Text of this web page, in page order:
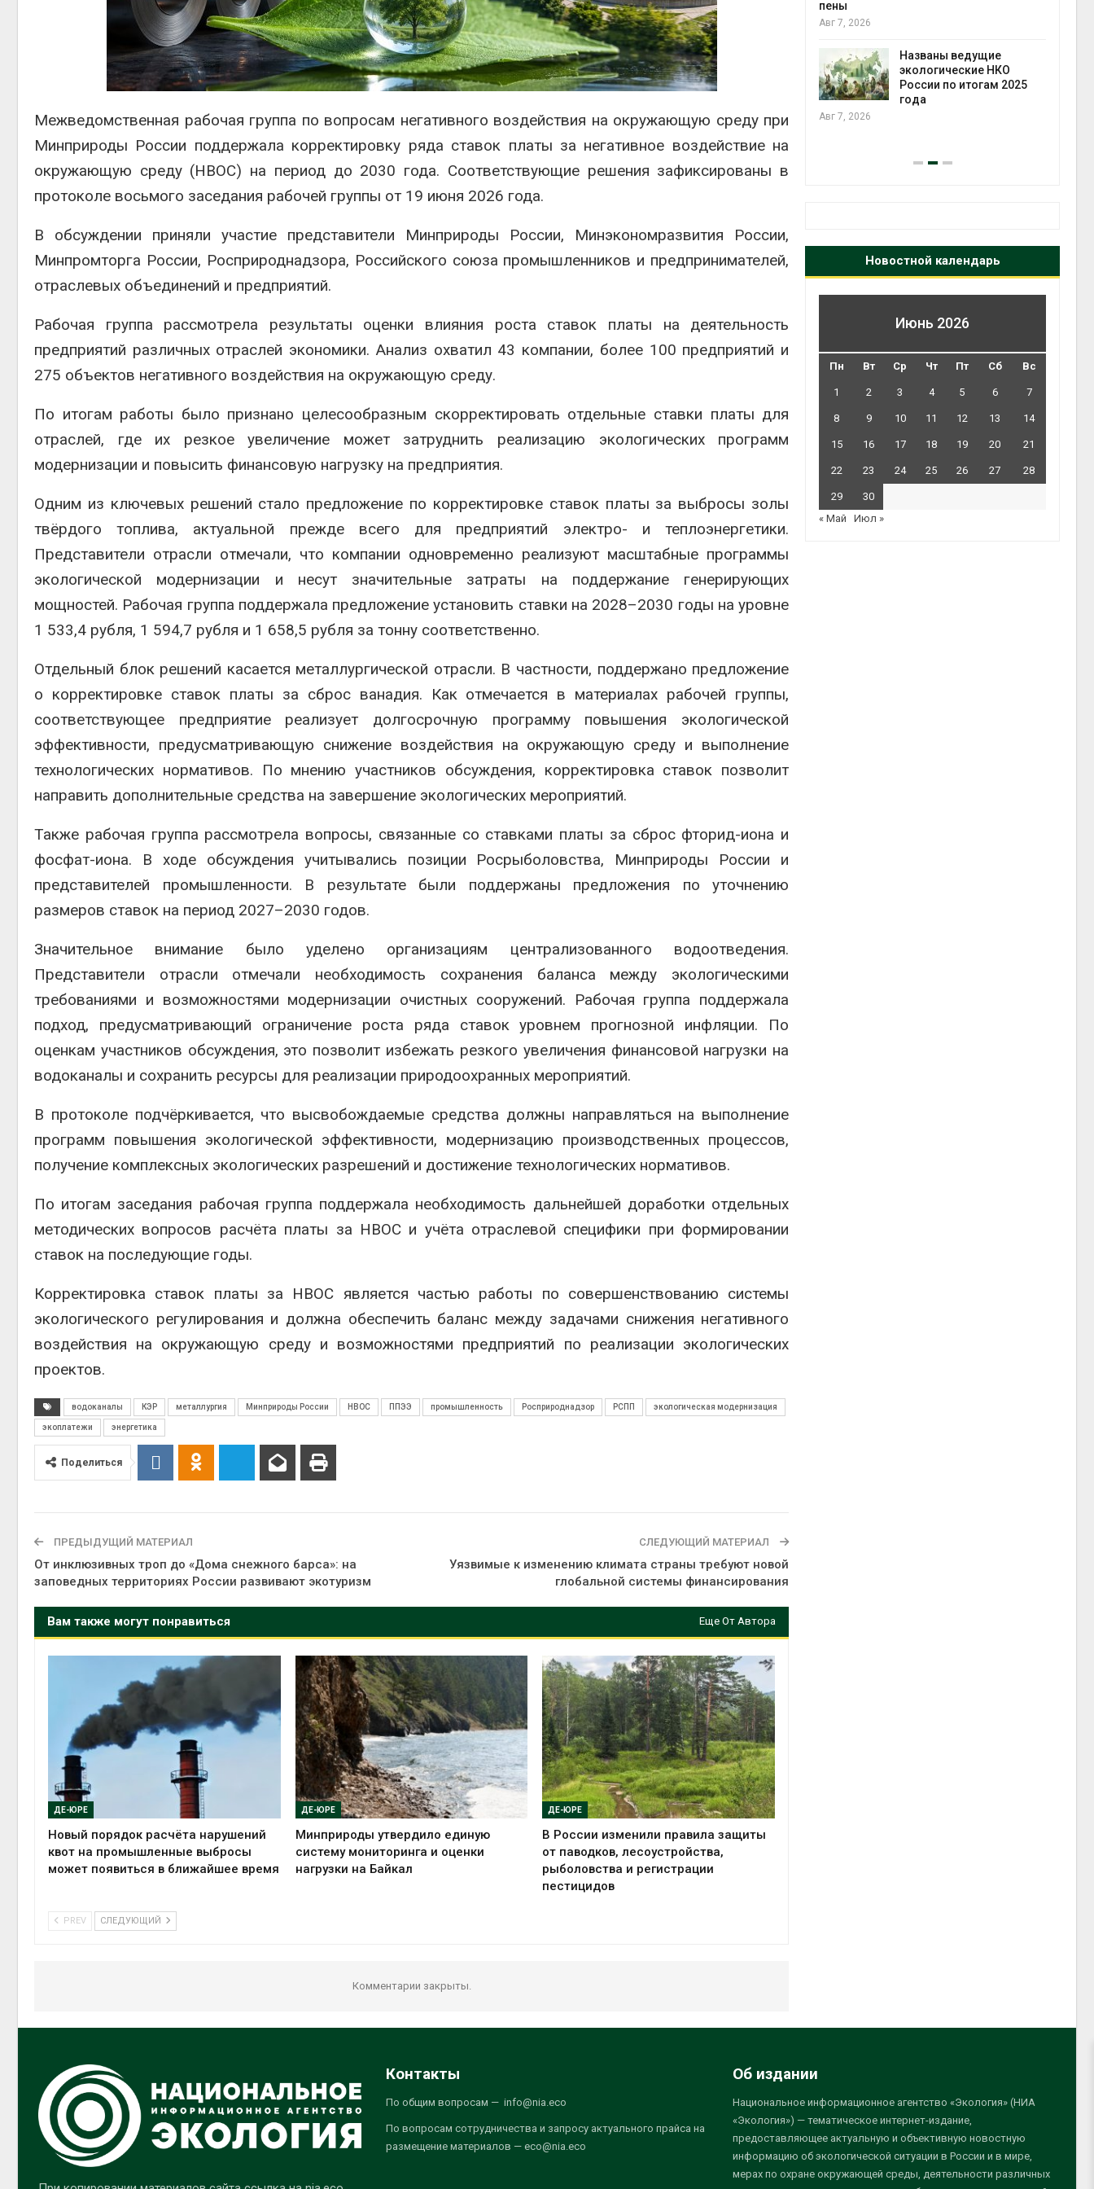
Межведомственная рабочая группа по вопросам негативного воздействия на окружающую среду при
Минприроды России поддержала корректировку ряда ставок платы за негативное воздействие на
окружающую среду (НВОС) на период до 2030 года. Соответствующие решения зафиксированы в
протоколе восьмого заседания рабочей группы от 19 июня 2026 года.
В обсуждении приняли участие представители Минприроды России, Минэкономразвития России,
Минпромторга России, Росприроднадзора, Российского союза промышленников и предпринимателей,
отраслевых объединений и предприятий.
Рабочая группа рассмотрела результаты оценки влияния роста ставок платы на деятельность
предприятий различных отраслей экономики. Анализ охватил 43 компании, более 100 предприятий и
275 объектов негативного воздействия на окружающую среду.
По итогам работы было признано целесообразным скорректировать отдельные ставки платы для
отраслей, где их резкое увеличение может затруднить реализацию экологических программ
модернизации и повысить финансовую нагрузку на предприятия.
Одним из ключевых решений стало предложение по корректировке ставок платы за выбросы золы
твёрдого топлива, актуальной прежде всего для предприятий электро- и теплоэнергетики.
Представители отрасли отмечали, что компании одновременно реализуют масштабные программы
экологической модернизации и несут значительные затраты на поддержание генерирующих
мощностей. Рабочая группа поддержала предложение установить ставки на 2028–2030 годы на уровне
1 533,4 рубля, 1 594,7 рубля и 1 658,5 рубля за тонну соответственно.
Отдельный блок решений касается металлургической отрасли. В частности, поддержано предложение
о корректировке ставок платы за сброс ванадия. Как отмечается в материалах рабочей группы,
соответствующее предприятие реализует долгосрочную программу повышения экологической
эффективности, предусматривающую снижение воздействия на окружающую среду и выполнение
технологических нормативов. По мнению участников обсуждения, корректировка ставок позволит
направить дополнительные средства на завершение экологических мероприятий.
Также рабочая группа рассмотрела вопросы, связанные со ставками платы за сброс фторид-иона и
фосфат-иона. В ходе обсуждения учитывались позиции Росрыболовства, Минприроды России и
представителей промышленности. В результате были поддержаны предложения по уточнению
размеров ставок на период 2027–2030 годов.
Значительное внимание было уделено организациям централизованного водоотведения.
Представители отрасли отмечали необходимость сохранения баланса между экологическими
требованиями и возможностями модернизации очистных сооружений. Рабочая группа поддержала
подход, предусматривающий ограничение роста ряда ставок уровнем прогнозной инфляции. По
оценкам участников обсуждения, это позволит избежать резкого увеличения финансовой нагрузки на
водоканалы и сохранить ресурсы для реализации природоохранных мероприятий.
В протоколе подчёркивается, что высвобождаемые средства должны направляться на выполнение
программ повышения экологической эффективности, модернизацию производственных процессов,
получение комплексных экологических разрешений и достижение технологических нормативов.
По итогам заседания рабочая группа поддержала необходимость дальнейшей доработки отдельных
методических вопросов расчёта платы за НВОС и учёта отраслевой специфики при формировании
ставок на последующие годы.
Корректировка ставок платы за НВОС является частью работы по совершенствованию системы
экологического регулирования и должна обеспечить баланс между задачами снижения негативного
воздействия на окружающую среду и возможностями предприятий по реализации экологических
проектов.
водоканалы КЭР металлургия Минприроды России НВОС ППЭЭ промышленность Росприроднадзор РСПП экологическая модернизация
экоплатежи энергетика
Поделиться
ПРЕДЫДУЩИЙ МАТЕРИАЛ
От инклюзивных троп до «Дома снежного барса»: на
заповедных территориях России развивают экотуризм
СЛЕДУЮЩИЙ МАТЕРИАЛ
Уязвимые к изменению климата страны требуют новой
глобальной системы финансирования
Вам также могут понравиться Еще От Автора
ДЕ-ЮРЕ
Новый порядок расчёта нарушений
квот на промышленные выбросы
может появиться в ближайшее время
ДЕ-ЮРЕ
Минприроды утвердило единую
систему мониторинга и оценки
нагрузки на Байкал
ДЕ-ЮРЕ
В России изменили правила защиты
от паводков, лесоустройства,
рыболовства и регистрации
пестицидов
PREV СЛЕДУЮЩИЙ
Комментарии закрыты.
ограничивает загрузку
судов из-за дефицита
пресной воды
Авг 6, 2026
В китайской провинции
эвакуировали более 140
тыс. человек
Авг 6, 2026
увеличить вложения в
защиту природы на фоне
роста ущерба от пожаров
Авг 7, 2026
Дом из старых шин
без отопления
Авг 7, 2026
пены
Авг 7, 2026
Названы ведущие
экологические НКО
России по итогам 2025
года
Авг 7, 2026
Новостной календарь
Июнь 2026
Пн Вт Ср Чт Пт Сб Вс
1 2 3 4 5 6 7
8 9 10 11 12 13 14
15 16 17 18 19 20 21
22 23 24 25 26 27 28
29
30
« Май
Июл »
Контакты
По общим вопросам — info@nia.eco
По вопросам сотрудничества и запросу актуального прайса на
размещение материалов — eco@nia.eco
Об издании
Национальное информационное агентство «Экология» (НИА
«Экология») — тематическое интернет-издание,
предоставляющее актуальную и объективную новостную
информацию об экологической ситуации в России и в мире,
мерах по охране окружающей среды, деятельности различных